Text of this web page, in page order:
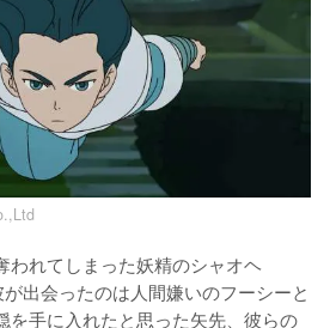
われてしまった妖精のシャオヘ
出会ったのは人間嫌いのフーシーと
を手に入れたと思った矢先、彼らの